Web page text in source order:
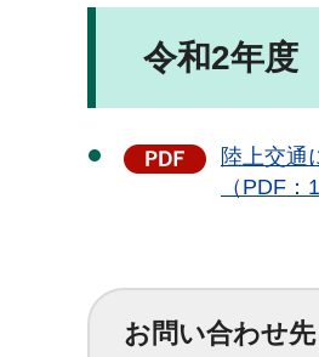
令和2年度
陸上交通
（PDF：
お問い合わせ先